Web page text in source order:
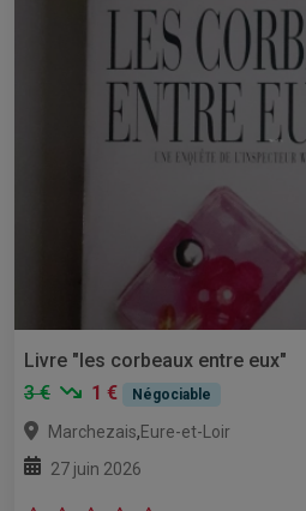
Livre "les corbeaux entre eux"
3 €
1 € Négociable
Marchezais,Eure-et-Loir
27 juin 2026